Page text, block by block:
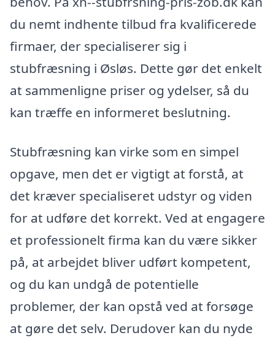
du nemt indhente tilbud fra kvalificerede
firmaer, der specialiserer sig i
stubfræsning i Øsløs. Dette gør det enkelt
at sammenligne priser og ydelser, så du
kan træffe en informeret beslutning.
Stubfræsning kan virke som en simpel
opgave, men det er vigtigt at forstå, at
det kræver specialiseret udstyr og viden
for at udføre det korrekt. Ved at engagere
et professionelt firma kan du være sikker
på, at arbejdet bliver udført kompetent,
og du kan undgå de potentielle
problemer, der kan opstå ved at forsøge
at gøre det selv. Derudover kan du nyde